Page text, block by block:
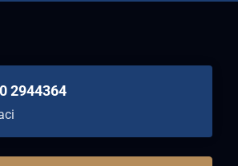
2944364